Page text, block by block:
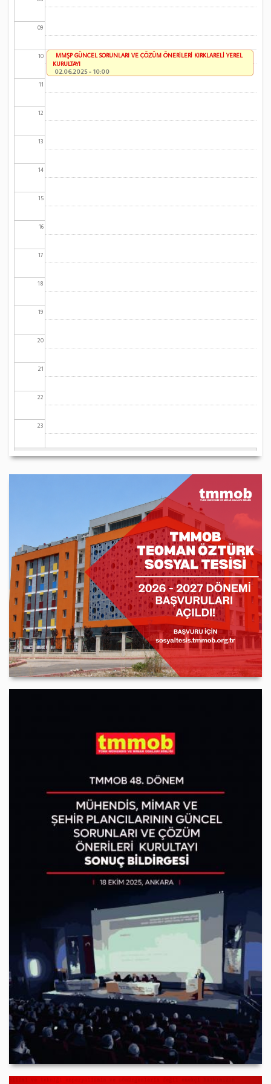
09
10
11
12
13
14
15
16
17
18
19
20
21
22
23
MMŞP GÜNCEL SORUNLARI VE ÇÖZÜM ÖNERİLERİ KIRKLARELİ YEREL
KURULTAYI
02.06.2025 - 10:00